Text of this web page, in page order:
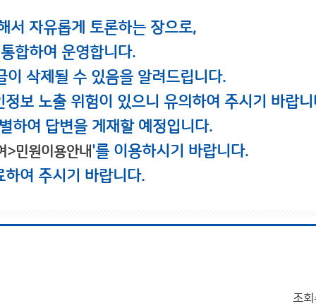
서 자유롭게 토론하는 장으로,
합하여 운영합니다.
삭제될 수 있음을 알려드립니다.
보 노출 위험이 있으니 유의하여 주시기 바랍니
하여 답변을 게재할 예정입니다.
>민원이용안내'를 이용하시기 바랍니다.
여 주시기 바랍니다.
조회